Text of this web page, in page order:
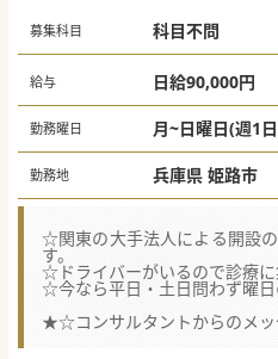
募集科目 科目不問
給与 日給90,000円
勤務曜日 月~日曜日(週1
勤務地 兵庫県 姫路市
☆関東の大手法人による開設
す。
☆ドライバーがいるので診療に
☆今なら平日・土日問わず曜日
★☆コンサルタントからのメ
関東の法人による新規開設のク